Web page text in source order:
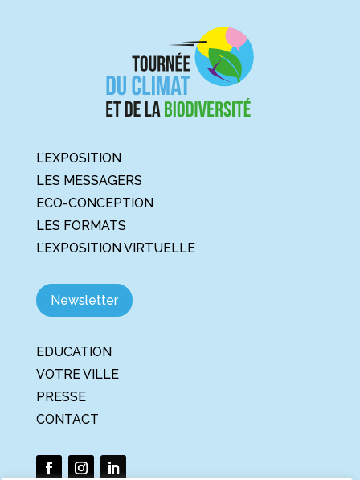
L’EXPOSITION
LES MESSAGERS
ECO-CONCEPTION
LES FORMATS
L’EXPOSITION VIRTUELLE
Newsletter
EDUCATION
VOTRE VILLE
PRESSE
CONTACT